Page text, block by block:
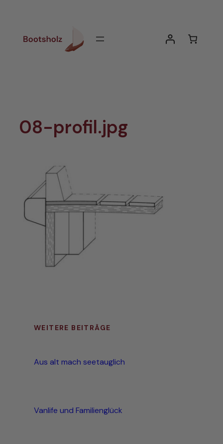
08-profil.jpg
WEITERE BEITRÄGE
Aus alt mach seetauglich
Vanlife und Familienglück